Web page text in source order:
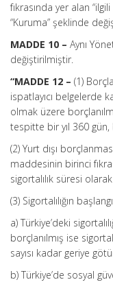
fıkrasında yer alan
“Kuruma” şeklinde
MADDE 10 – Aynı
değiştirilmiştir.
“MADDE 12 – (1)
ispatlayıcı belgelerde
olmak üzere
tespitte bir yıl 360
(2) Yurt dışı
maddesinin birinci
sigortalılık süresi
(3) Sigortalılığın
a) Türkiye’deki
borçlanılmış ise
sayısı kadar geriye
b) Türkiye’de sosyal